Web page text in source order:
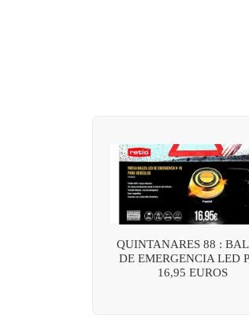
QUINTANARES 88 :
DE EMERGENCIA LED
16,95 EUROS